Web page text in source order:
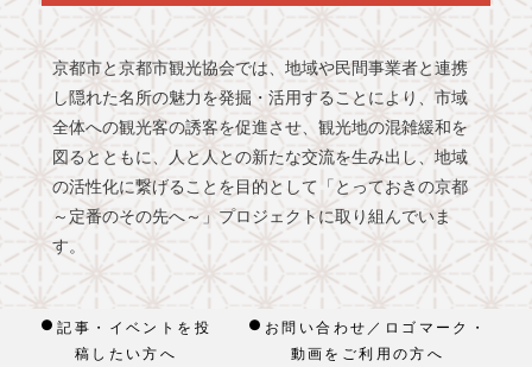
京都市と京都市観光協会では、地域や民間事業者と連携
し隠れた名所の魅力を発掘・活用することにより、市域
全体への観光客の誘客を促進させ、観光地の混雑緩和を
図るとともに、人と人との新たな交流を生み出し、地域
の活性化に繋げることを目的として「とっておきの京都
～定番のその先へ～」プロジェクトに取り組んでいま
す。
記事・イベントを投
稿したい方へ
お問い合わせ／ロゴマーク・
動画をご利用の方へ